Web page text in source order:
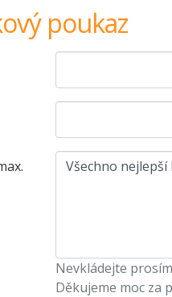
poukaz
Nevkládejte
Děkujeme moc za